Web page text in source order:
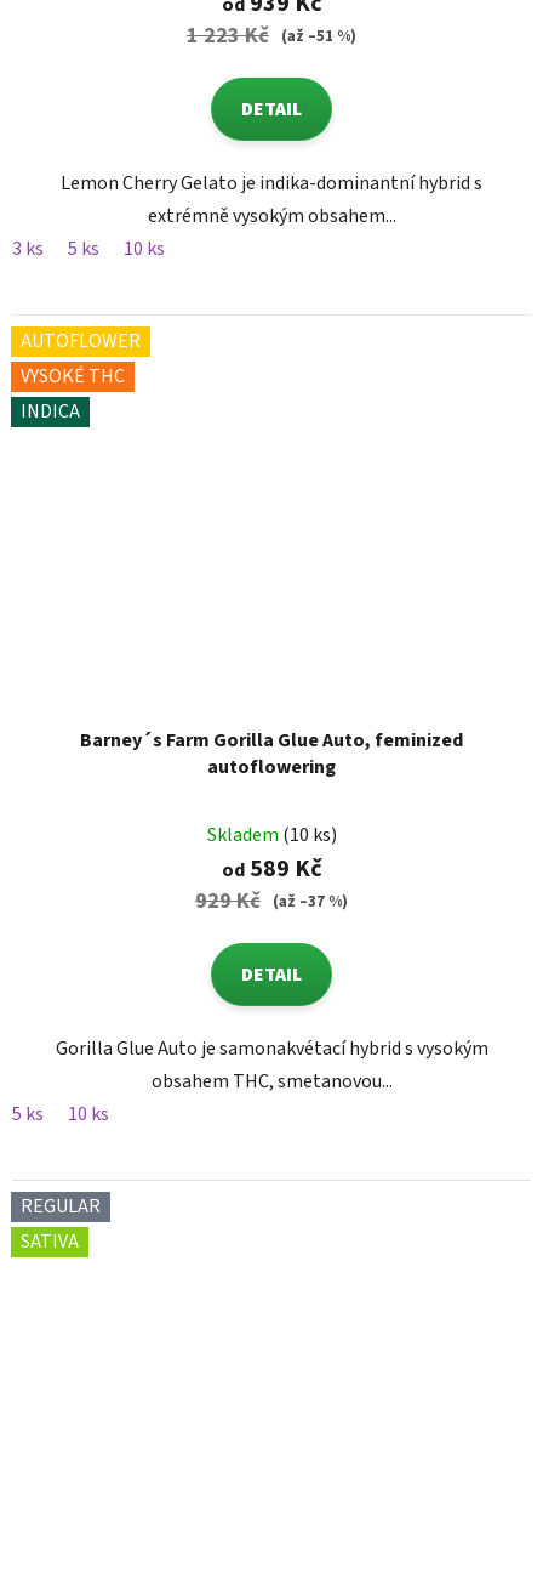
1 223 Kč (až –51 %)
DETAIL
Lemon Cherry Gelato je indika-dominantní hybrid s
extrémně vysokým obsahem...
3 ks
5 ks 10 ks
AUTOFLOWER
VYSOKÉ THC
INDICA
Barney´s Farm Gorilla Glue Auto, feminized
autoflowering
Skladem (10 ks)
od589 Kč
929 Kč (až –37 %)
DETAIL
Gorilla Glue Auto je samonakvétací hybrid s vysokým
obsahem THC, smetanovou...
5 ks
10 ks
REGULAR
SATIVA